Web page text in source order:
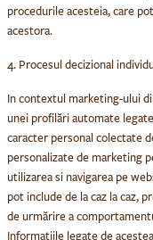
procedurile acesteia, care
acestora.
4. Procesul decizional
In contextul marketing-ului
unei profilări automate
caracter personal colectate
personalizate de marketing
utilizarea si navigarea pe
pot include de la caz la caz,
de urmărire a
Informațiile legate de